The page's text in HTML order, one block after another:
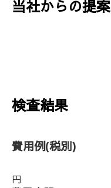
当社からの提案
検査結果
費用例(税別)
円